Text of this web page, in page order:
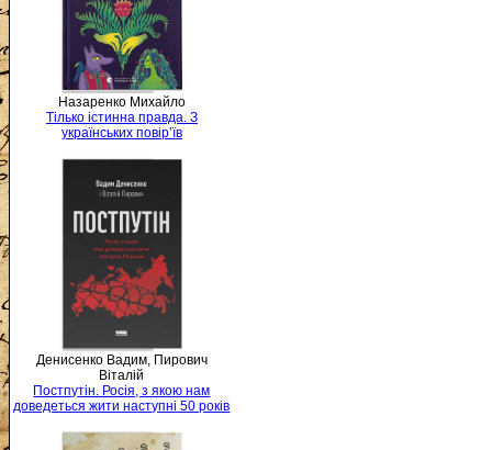
Назаренко Михайло
Тілько істинна правда. З
українських повір’їв
Денисенко Вадим, Пирович
Віталій
Постпутін. Росія, з якою нам
доведеться жити наступні 50 років